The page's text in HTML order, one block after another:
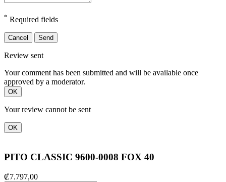
* Required fields
Cancel Send
Review sent
Your comment has been submitted and will be available once
approved by a moderator.
OK
Your review cannot be sent
OK
PITO CLASSIC 9600-0008 FOX 40
₡7.797,00